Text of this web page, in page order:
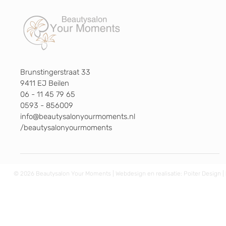
Brunstingerstraat 33
9411 EJ Beilen
06 - 11 45 79 65
0593 - 856009
info@beautysalonyourmoments.nl
/beautysalonyourmoments
© 2026 Beautysalon Your Moments | Webdesign en realisatie: Poiter Design